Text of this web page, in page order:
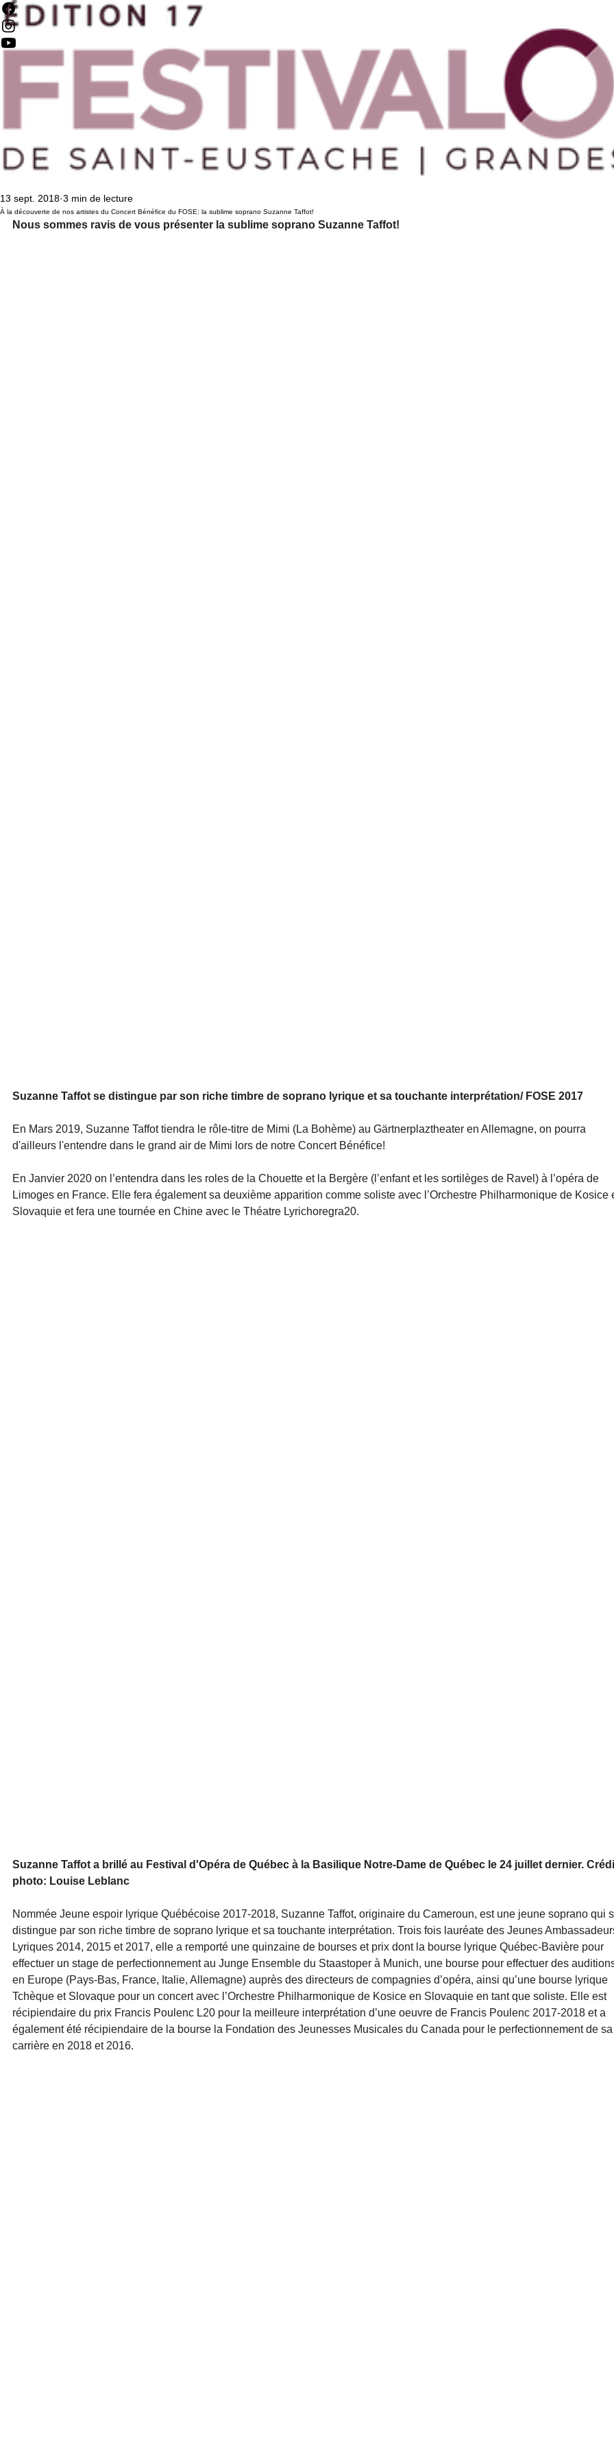
À la découverte de nos artistes du Concert Bénéfice du FOSE: la sublime soprano Suzanne Taffot!
13 sept. 2018 3 min de lecture
Nous sommes ravis de vous présenter la sublime soprano Suzanne Taffot!
Suzanne Taffot se distingue par son riche timbre de soprano lyrique et sa touchante interprétation/ FOSE 2017
En Mars 2019, Suzanne Taffot tiendra le rôle-titre de Mimi (La Bohème) au Gärtnerplaztheater en Allemagne, on pourra
d'ailleurs l'entendre dans le grand air de Mimi lors de notre Concert Bénéfice!
En Janvier 2020 on l’entendra dans les roles de la Chouette et la Bergère (l’enfant et les sortilèges de Ravel) à l’opéra de
Limoges en France. Elle fera également sa deuxième apparition comme soliste avec l’Orchestre Philharmonique de Kosice
Slovaquie et fera une tournée en Chine avec le Théatre Lyrichoregra20.
Suzanne Taffot a brillé au Festival d'Opéra de Québec à la Basilique Notre-Dame de Québec le 24 juillet dernier.
photo: Louise Leblanc
Nommée Jeune espoir lyrique Québécoise 2017-2018, Suzanne Taffot, originaire du Cameroun, est une jeune soprano qui
distingue par son riche timbre de soprano lyrique et sa touchante interprétation. Trois fois lauréate des Jeunes
Lyriques 2014, 2015 et 2017, elle a remporté une quinzaine de bourses et prix dont la bourse lyrique Québec-Bavière pour
effectuer un stage de perfectionnement au Junge Ensemble du Staastoper à Munich, une bourse pour effectuer des
en Europe (Pays-Bas, France, Italie, Allemagne) auprès des directeurs de compagnies d’opéra, ainsi qu’une bourse lyrique
Tchèque et Slovaque pour un concert avec l’Orchestre Philharmonique de Kosice en Slovaquie en tant que soliste. Elle est
récipiendaire du prix Francis Poulenc L20 pour la meilleure interprétation d’une oeuvre de Francis Poulenc 2017-2018 et a
également été récipiendaire de la bourse la Fondation des Jeunesses Musicales du Canada pour le perfectionnement de
carrière en 2018 et 2016.